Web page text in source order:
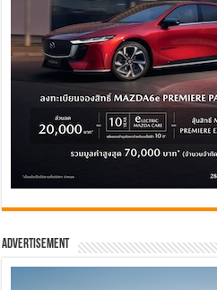
Advertisement